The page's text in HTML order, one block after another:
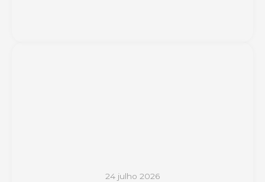
24 julho 2026